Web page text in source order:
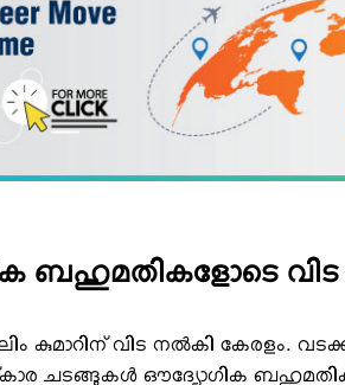
ബഹുമതികളോടെ വിട
കുമാറിന് വിട നല്‍കി കേരളം.